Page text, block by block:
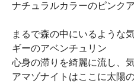
ナチュラルカラーのピンク
まるで森の中にいるような
ギーのアベンチュリン
心身の滞りを綺麗に流し、
アマゾナイトはここに太陽